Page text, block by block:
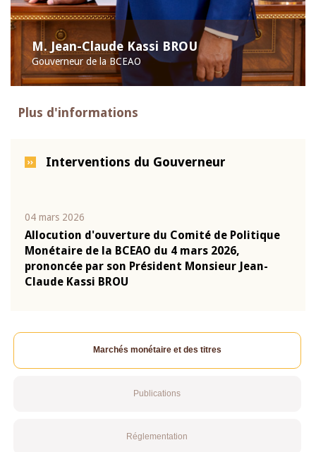
M. Jean-Claude Kassi BROU
Gouverneur de la BCEAO
Plus d'informations
Interventions du Gouverneur
04 mars 2026
Allocution d'ouverture du Comité de Politique
Monétaire de la BCEAO du 4 mars 2026,
prononcée par son Président Monsieur Jean-
Claude Kassi BROU
Marchés monétaire et des titres
Publications
Réglementation